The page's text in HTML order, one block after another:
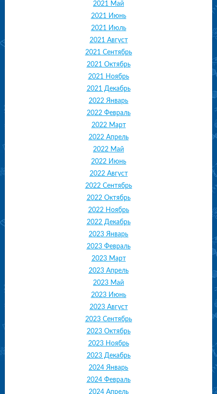
2021 Май
2021 Июнь
2021 Июль
2021 Август
2021 Сентябрь
2021 Октябрь
2021 Ноябрь
2021 Декабрь
2022 Январь
2022 Февраль
2022 Март
2022 Апрель
2022 Май
2022 Июнь
2022 Август
2022 Сентябрь
2022 Октябрь
2022 Ноябрь
2022 Декабрь
2023 Январь
2023 Февраль
2023 Март
2023 Апрель
2023 Май
2023 Июнь
2023 Август
2023 Сентябрь
2023 Октябрь
2023 Ноябрь
2023 Декабрь
2024 Январь
2024 Февраль
2024 Апрель